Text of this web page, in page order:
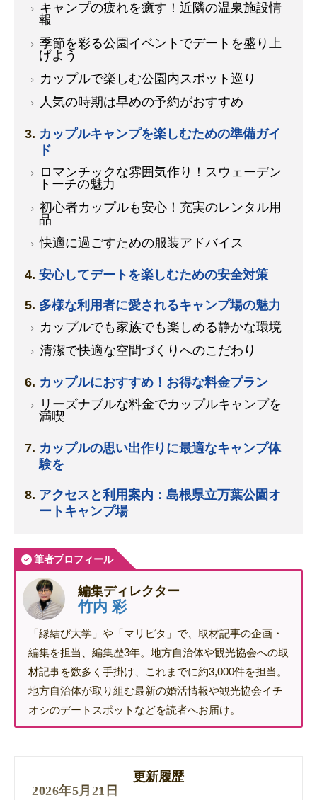
キャンプの疲れを癒す！近隣の温泉施設情
報
季節を彩る公園イベントでデートを盛り上
げよう
カップルで楽しむ公園内スポット巡り
人気の時期は早めの予約がおすすめ
カップルキャンプを楽しむための準備ガイ
ド
ロマンチックな雰囲気作り！スウェーデン
トーチの魅力
初心者カップルも安心！充実のレンタル用
品
快適に過ごすための服装アドバイス
安心してデートを楽しむための安全対策
多様な利用者に愛されるキャンプ場の魅力
カップルでも家族でも楽しめる静かな環境
清潔で快適な空間づくりへのこだわり
カップルにおすすめ！お得な料金プラン
リーズナブルな料金でカップルキャンプを
満喫
カップルの思い出作りに最適なキャンプ体
験を
アクセスと利用案内：島根県立万葉公園オ
ートキャンプ場
筆者プロフィール
編集ディレクター
竹内 彩
「縁結び大学」や「マリピタ」で、取材記事の企画・
編集を担当、編集歴3年。地方自治体や観光協会への取
材記事を数多く手掛け、これまでに約3,000件を担当。
地方自治体が取り組む最新の婚活情報や観光協会イチ
オシのデートスポットなどを読者へお届け。
更新履歴
2026年5月21日